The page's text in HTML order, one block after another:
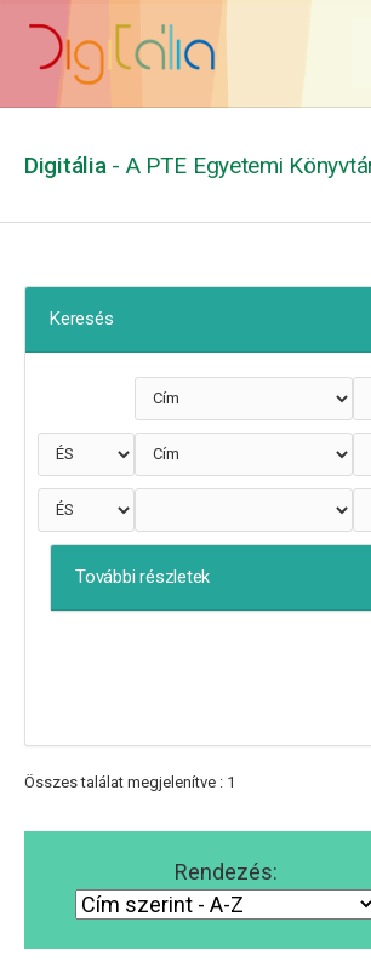
Digitália - A PTE Egyetemi
Keresés
További részletek
Összes találat megjelenítve : 1
Rendezés: